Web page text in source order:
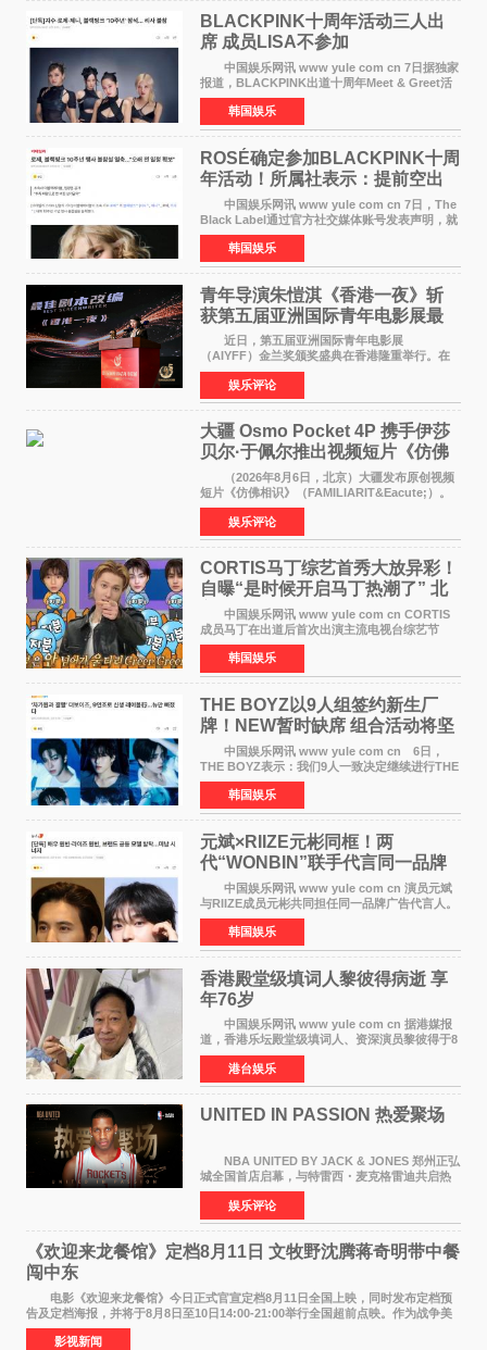
BLACKPINK十周年活动三人出
席 成员LISA不参加
中国娱乐网讯 www yule com cn 7日据独家
报道，BLACKPINK出道十周年Meet & Greet活
动将由智秀、ROS&Eacute;、JENNIE出席，
LISA将缺席。 此前BLACKPINK所属社YG并
未为组合出道十周年做
韩国娱乐
ROSÉ确定参加BLACKPINK十周
年活动！所属社表示：提前空出
了时间
中国娱乐网讯 www yule com cn 7日，The
Black Label通过官方社交媒体账号发表声明，就
近期网络上关于ROS&Eacute;个人行程及是否参
加BLACKPINK出道纪念活动的种种猜测作出正
式回应。 Th
韩国娱乐
青年导演朱愷淇《香港一夜》斩
获第五届亚洲国际青年电影展最
佳剧本改编奖
近日，第五届亚洲国际青年电影展
（AIYFF）金兰奖颁奖盛典在香港隆重举行。在
这场汇聚数百位海内外电影人、文化界人士及媒
体代表的亚洲青年影视盛会上，香港本土电影
《香港一夜》（Dawn in Ho
娱乐评论
大疆 Osmo Pocket 4P 携手伊莎
贝尔·于佩尔推出视频短片《仿佛
相识》
（2026年8月6日，北京）大疆发布原创视频
短片《仿佛相识》（FAMILIARIT&Eacute;）。
视频短片由戛纳国际电影节最佳女演员伊莎贝尔·
于佩尔（Isabelle Huppert）主演，全程使用大
疆首款双主摄口
娱乐评论
CORTIS马丁综艺首秀大放异彩！
自曝“是时候开启马丁热潮了” 北
美巡演火热进行中
中国娱乐网讯 www yule com cn CORTIS
成员马丁在出道后首次出演主流电视台综艺节
目，展现了多才多艺的魅力。 马丁出演了5日
播出的MBC《Radio Star》Fashion与Passion
之间，I&lsquo;m
韩国娱乐
THE BOYZ以9人组签约新生厂
牌！NEW暂时缺席 组合活动将坚
定不移继续
中国娱乐网讯 www yule com cn 6日，
THE BOYZ表示：我们9人一致决定继续进行THE
BOYZ组合活动，并且已经完成了组合团体活动
签约。目前正在新生厂牌下进行活动准备。尚未
离开THE BOYZ原所
韩国娱乐
元斌×RIIZE元彬同框！两
代“WONBIN”联手代言同一品牌
颜值天花板合体
中国娱乐网讯 www yule com cn 演员元斌
与RIIZE成员元彬共同担任同一品牌广告代言人。
6日据独家报道，继演员元斌之后，RIIZE元彬最
近也被选为某在线中介平台A公司的共同广告代言
人，两人将作
韩国娱乐
香港殿堂级填词人黎彼得病逝 享
年76岁​
中国娱乐网讯 www yule com cn 据港媒报
道，香港乐坛殿堂级填词人、资深演员黎彼得于8
月5日上午因病离世，终年76岁。好友钟志光透
露，黎彼得今年3月中风后便卧床休养，身体机能
持续衰退，最
港台娱乐
UNITED IN PASSION 热爱聚场
NBA UNITED BY JACK & JONES 郑州正弘
城全国首店启幕，与特雷西・麦克格雷迪共启热
爱 2026 年7 月21 日，
NBAUNITEDBYJACK&JONES 全国首店，于郑
州正弘城正式启幕。NBA 传奇球星
娱乐评论
《欢迎来龙餐馆》定档8月11日 文牧野沈腾蒋奇明带中餐
闯中东
电影《欢迎来龙餐馆》今日正式官宣定档8月11日全国上映，同时发布定档预
告及定档海报，并将于8月8日至10日14:00-21:00举行全国超前点映。作为战争美
食大片，影片讲述的是中国厨师徐福（沈腾
影视新闻